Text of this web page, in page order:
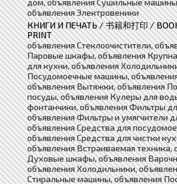
объявления Электровеники
КНИГИ И ПЕЧАТЬ / 书籍和打印 /
PRINT
объявления Стеклоочистители,
Паровые шкафы, объявления
для кухни, объявления
Посудомоечные машины,
объявления Вытяжки, объявления
посуды, объявления Кулеры для
фонтанчики, объявления Фильтры
объявления Фильтры и умягчители
объявления Средства для
объявления Средства для чистки
объявления Встраиваемая техника,
Духовые шкафы, объявления
объявления Холодильники,
Стиральные машины, объявления